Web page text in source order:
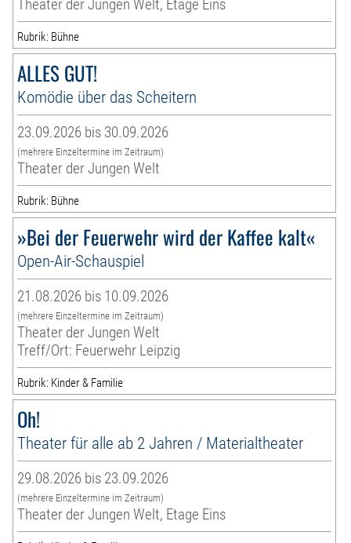
Theater der Jungen Welt, Etage Eins
Rubrik: Bühne
ALLES GUT!
Komödie über das Scheitern
23.09.2026 bis 30.09.2026
(mehrere Einzeltermine im Zeitraum)
Theater der Jungen Welt
Rubrik: Bühne
»Bei der Feuerwehr wird der Kaffee kalt«
Open-Air-Schauspiel
21.08.2026 bis 10.09.2026
(mehrere Einzeltermine im Zeitraum)
Theater der Jungen Welt
Treff/Ort: Feuerwehr Leipzig
Rubrik: Kinder & Familie
Oh!
Theater für alle ab 2 Jahren / Materialtheater
29.08.2026 bis 23.09.2026
(mehrere Einzeltermine im Zeitraum)
Theater der Jungen Welt, Etage Eins